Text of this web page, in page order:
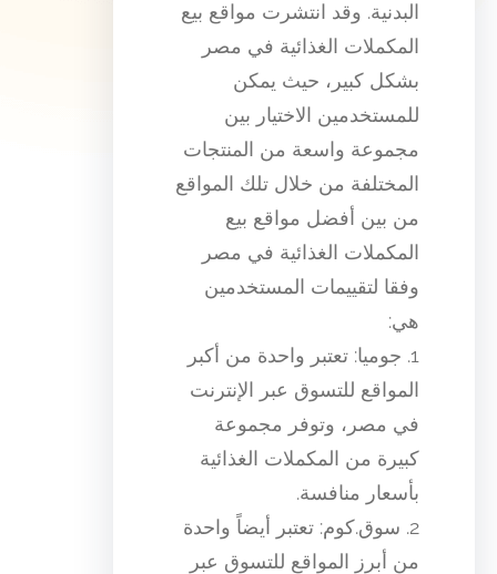
البدنية. وقد انتشرت مواقع بيع
المكملات الغذائية في مصر
بشكل كبير، حيث يمكن
للمستخدمين الاختيار بين
مجموعة واسعة من المنتجات
المختلفة من خلال تلك المواقع
من بين أفضل مواقع بيع
المكملات الغذائية في مصر
وفقا لتقييمات المستخدمين
هي:
1. جوميا: تعتبر واحدة من أكبر
المواقع للتسوق عبر الإنترنت
في مصر، وتوفر مجموعة
كبيرة من المكملات الغذائية
بأسعار منافسة.
2. سوق.كوم: تعتبر أيضاً واحدة
من أبرز المواقع للتسوق عبر